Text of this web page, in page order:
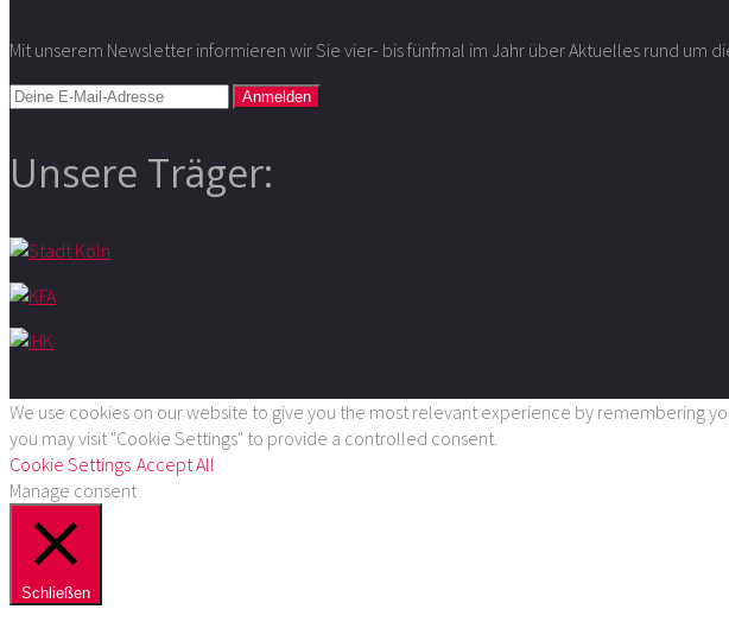
Mit unserem Newsletter informieren wir Sie vier- bis fünfmal im Jahr über Aktuelles rund um
Unsere Träger:
We use cookies on our website to give you the most relevant experience by remembering
you may visit "Cookie Settings" to provide a controlled consent.
Cookie Settings Accept All
Manage consent
Schließen